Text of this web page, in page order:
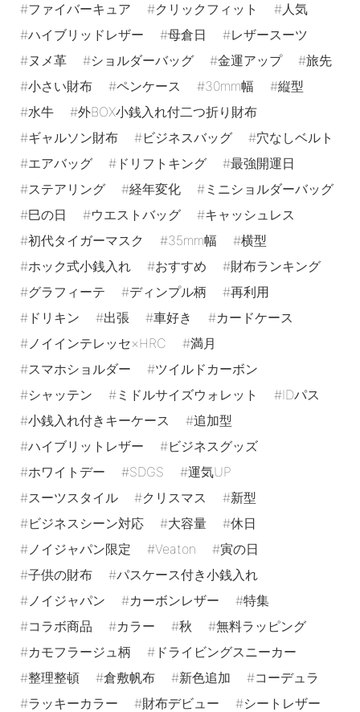
ファイバーキュア
クリックフィット
人気
ハイブリッドレザー
母倉日
レザースーツ
ヌメ革
ショルダーバッグ 金運アップ
旅先
小さい財布
ペンケース 30mm幅
縦型
水牛
外BOX小銭入れ付二つ折り財布
ギャルソン財布
ビジネスバッグ
穴なしベルト
エアバッグ
ドリフトキング
最強開運日
ステアリング
経年変化
ミニショルダーバッグ
巳の日
ウエストバッグ
キャッシュレス
初代タイガーマスク
35mm幅
横型
ホック式小銭入れ
おすすめ
財布ランキング
グラフィーテ
ディンプル柄
再利用
ドリキン
出張 車好き
カードケース
ノイインテレッセ×HRC
満月
スマホショルダー
ツイルドカーボン
シャッテン
ミドルサイズウォレット
IDパス
小銭入れ付きキーケース
追加型
ハイブリットレザー
ビジネスグッズ
ホワイトデー
SDGS
運気UP
スーツスタイル
クリスマス
新型
ビジネスシーン対応
大容量
休日
ノイジャパン限定
Veaton
寅の日
子供の財布
パスケース付き小銭入れ
ノイジャパン
カーボンレザー
特集
コラボ商品
カラー 秋
無料ラッピング
カモフラージュ柄
ドライビングスニーカー
整理整頓
倉敷帆布 新色追加
コーデュラ
ラッキーカラー
財布デビュー
シートレザー